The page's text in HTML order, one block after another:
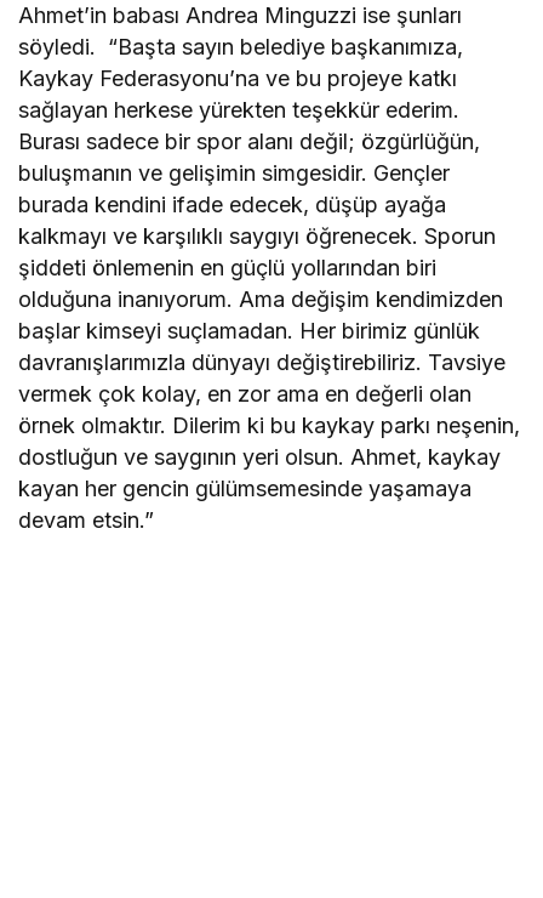
Ahmet’in babası Andrea Minguzzi ise şunları
söyledi. “Başta sayın belediye başkanımıza,
Kaykay Federasyonu’na ve bu projeye katkı
sağlayan herkese yürekten teşekkür ederim.
Burası sadece bir spor alanı değil; özgürlüğün,
buluşmanın ve gelişimin simgesidir. Gençler
burada kendini ifade edecek, düşüp ayağa
kalkmayı ve karşılıklı saygıyı öğrenecek. Sporun
şiddeti önlemenin en güçlü yollarından biri
olduğuna inanıyorum. Ama değişim kendimizden
başlar kimseyi suçlamadan. Her birimiz günlük
davranışlarımızla dünyayı değiştirebiliriz. Tavsiye
vermek çok kolay, en zor ama en değerli olan
örnek olmaktır. Dilerim ki bu kaykay parkı neşenin,
dostluğun ve saygının yeri olsun. Ahmet, kaykay
kayan her gencin gülümsemesinde yaşamaya
devam etsin.”